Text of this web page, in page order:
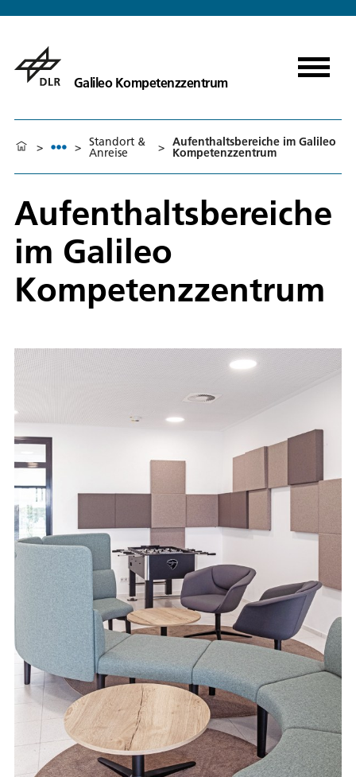
Galileo Kompetenzzentrum
> > Standort &
Anreise > Aufenthaltsbereiche im Galileo
Kompetenzzentrum
Aufenthaltsbereiche
im Galileo
Kompetenzzentrum